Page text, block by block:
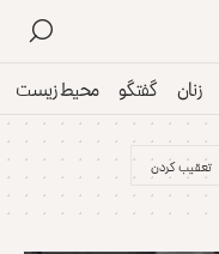
زنان گفتگو محیط زیست